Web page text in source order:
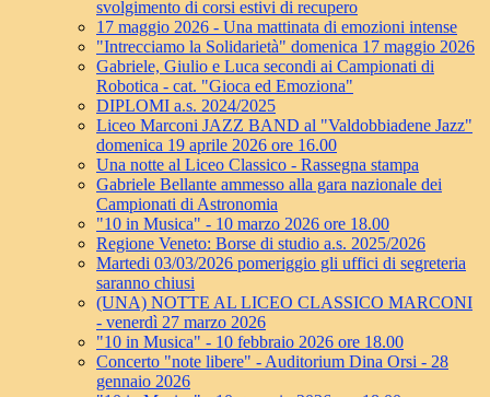
svolgimento di corsi estivi di recupero
17 maggio 2026 - Una mattinata di emozioni intense
"Intrecciamo la Solidarietà" domenica 17 maggio 2026
Gabriele, Giulio e Luca secondi ai Campionati di
Robotica - cat. "Gioca ed Emoziona"
DIPLOMI a.s. 2024/2025
Liceo Marconi JAZZ BAND al "Valdobbiadene Jazz"
domenica 19 aprile 2026 ore 16.00
Una notte al Liceo Classico - Rassegna stampa
Gabriele Bellante ammesso alla gara nazionale dei
Campionati di Astronomia
"10 in Musica" - 10 marzo 2026 ore 18.00
Regione Veneto: Borse di studio a.s. 2025/2026
Martedi 03/03/2026 pomeriggio gli uffici di segreteria
saranno chiusi
(UNA) NOTTE AL LICEO CLASSICO MARCONI
- venerdì 27 marzo 2026
"10 in Musica" - 10 febbraio 2026 ore 18.00
Concerto "note libere" - Auditorium Dina Orsi - 28
gennaio 2026